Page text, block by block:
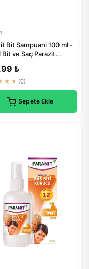
Bit Sampuani 100 ml -
Bit ve Saç Parazit
₺
(0)
Sepete Ekle